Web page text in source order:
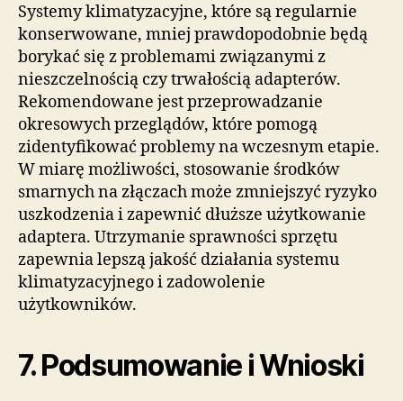
Systemy klimatyzacyjne, które są regularnie
konserwowane, mniej prawdopodobnie będą
borykać się z problemami związanymi z
nieszczelnością czy trwałością adapterów.
Rekomendowane jest przeprowadzanie
okresowych przeglądów, które pomogą
zidentyfikować problemy na wczesnym etapie.
W miarę możliwości, stosowanie środków
smarnych na złączach może zmniejszyć ryzyko
uszkodzenia i zapewnić dłuższe użytkowanie
adaptera. Utrzymanie sprawności sprzętu
zapewnia lepszą jakość działania systemu
klimatyzacyjnego i zadowolenie
użytkowników.
7. Podsumowanie i Wnioski